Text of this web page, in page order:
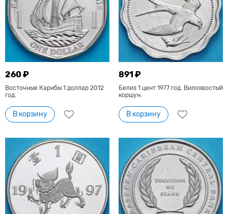
260 ₽
Восточные Карибы 1 доллар 2012
год.
В корзину
891 ₽
Белиз 1 цент 1977 год. Вилохвостый
коршун.
В корзину